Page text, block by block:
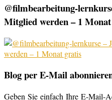
@filmbearbeitung-
Mitglied werden – 1
Blog per E-Mail
Geben Sie einfach Ihre E-Mail-